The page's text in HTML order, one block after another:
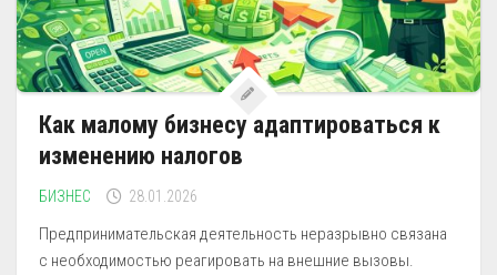
Как малому бизнесу адаптироваться к
изменению налогов
БИЗНЕС 28.01.2026
Предпринимательская деятельность неразрывно связана
с необходимостью реагировать на внешние вызовы.